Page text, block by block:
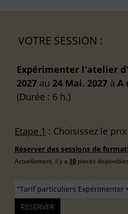
VOTRE SESSION :
Expérimenter l'atelier
2027 au 24 Mai. 2027 à A
(Durée : 6 h.)
Etape 1 : Choisissez le
Réserver des sessions de
Actuellement, il y a 10 places